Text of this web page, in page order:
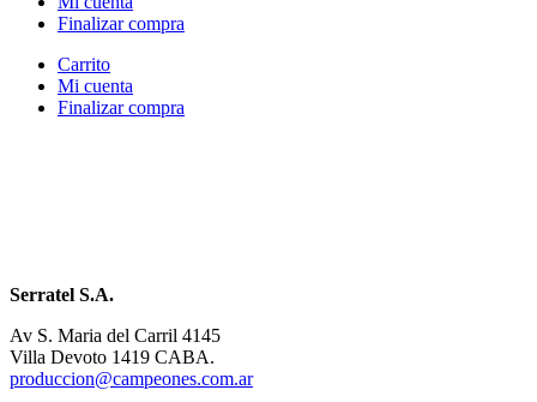
Finalizar compra
Carrito
Mi cuenta
Finalizar compra
Serratel S.A.
Av S. Maria del Carril 4145
Villa Devoto 1419 CABA.
produccion@campeones.com.ar